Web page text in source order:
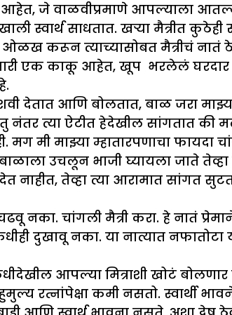
जे वाळवीप्रमाणे आपल्याला
स्वार्थ साधतात. खऱ्या मैत्रीत कुठेही
करून त्याच्यासोबत मैत्रीचं
एक काकू आहेत, खूप भरलेलं
देतात आणि बोलतात, बाळ जरा
नंतर त्या ऐटीत हेदेखील सांगतात
मी माझ्या म्हातारपणाचा फायदा
उचलून भाजी घ्यायला जाते
नाहीत, तेव्हा त्या आरामात सांगत
नका. चांगली मैत्री करा. हे नातं
दुखावू नका. या नात्यात नफातोटा
आपल्या मित्राशी खोटं
रत्नांपेक्षा कमी नसतो. स्वार्थी